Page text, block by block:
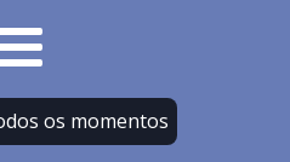
os momentos